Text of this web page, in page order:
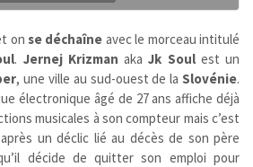
onse déchaîne avec le morceau intitulé
. Jernej Krizman akaJk Soulest un
, une ville au sud-ouest de laSlovénie.
électronique âgé de 27 ans affiche déjà
musicales à son compteur mais c’est
un déclic lié au décès de son père
décide de quitter son emploi pour